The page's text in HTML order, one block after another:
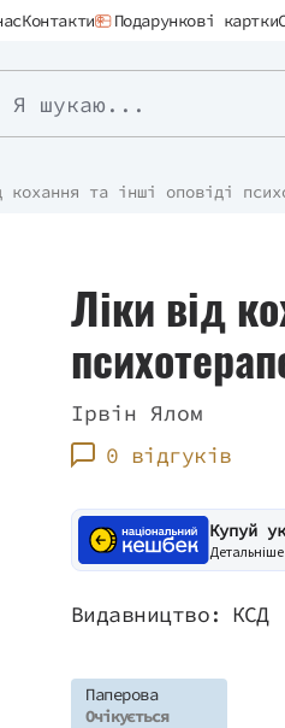
Контакти Подарункові картки
кохання та інші оповіді
Ліки від
Ірвін Ялом
0 відгуків
Купуй
Видавництво: КСД
Паперова
Очікується